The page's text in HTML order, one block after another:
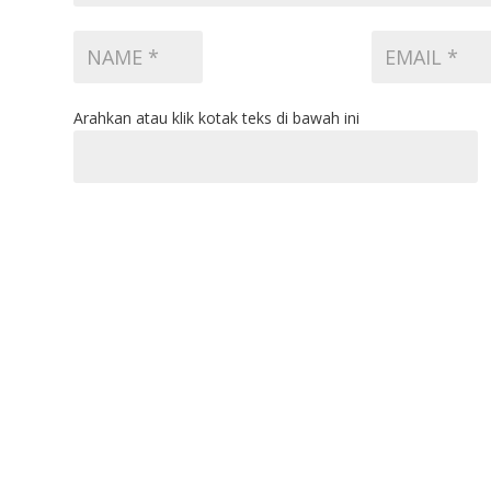
Arahkan atau klik kotak teks di bawah ini